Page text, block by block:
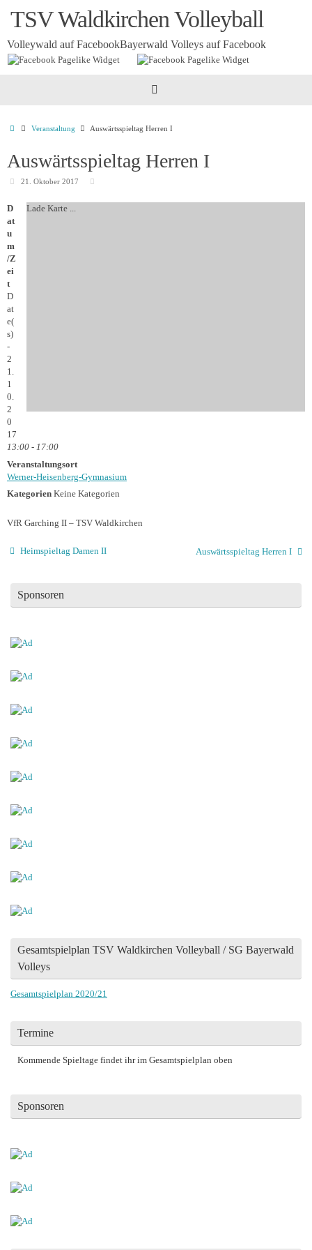
InhaltTSV Waldkirchen Volleyball
Volleywald auf FacebookBayerwald Volleys auf Facebook
Startseite
Veranstaltung Auswärtsspieltag Herren I
Auswärtsspieltag Herren I
21. Oktober 2017
Lade Karte ...
D
at
u
m
/Z
ei
t
D
at
e(
s)
-
2
1.
1
0.
2
0
17
13:00 - 17:00
Veranstaltungsort
Werner-Heisenberg-Gymnasium
Kategorien Keine Kategorien
VfR Garching II – TSV Waldkirchen
Heimspieltag Damen II Auswärtsspieltag Herren I
Sponsoren
Gesamtspielplan TSV Waldkirchen Volleyball / SG Bayerwald
Volleys
Gesamtspielplan 2020/21
Termine
Kommende Spieltage findet ihr im Gesamtspielplan oben
Sponsoren